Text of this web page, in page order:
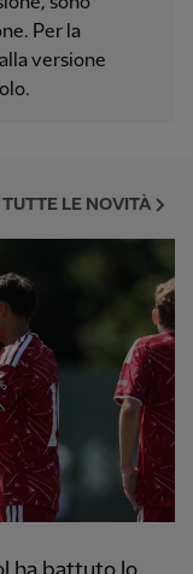
Per la
versione
TUTTE LE NOVITÀ